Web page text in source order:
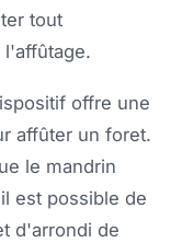
tout
l'affûtage.
offre une
affûter un foret.
le mandrin
est possible de
d'arrondi de